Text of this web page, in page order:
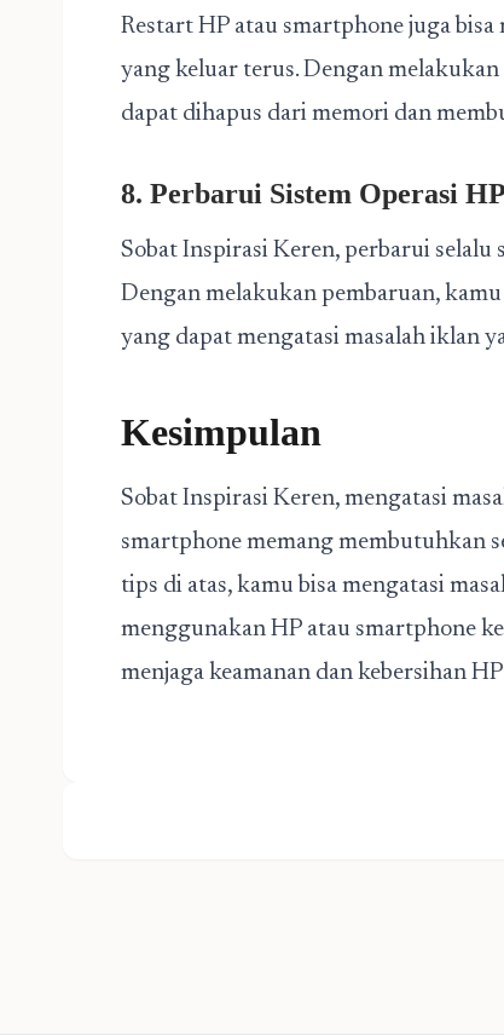
Restart HP atau smartphone juga
yang keluar terus. Dengan
dapat dihapus dari memori dan
8. Perbarui Sistem Operasi
Sobat Inspirasi Keren, perbarui selalu
Dengan melakukan pembaruan,
yang dapat mengatasi masalah iklan
Kesimpulan
Sobat Inspirasi Keren, mengatasi
smartphone memang membutuhkan
tips di atas, kamu bisa mengatasi
menggunakan HP atau smartphone
menjaga keamanan dan kebersihan